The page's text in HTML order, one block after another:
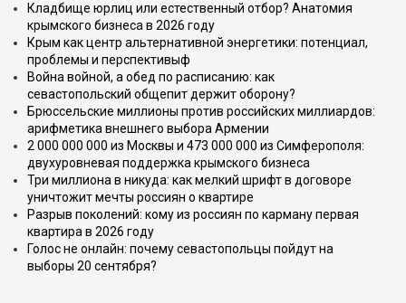
Кладбище юрлиц или естественный отбор? Анатомия
крымского бизнеса в 2026 году
Крым как центр альтернативной энергетики: потенциал,
проблемы и перспективыф
Война войной, а обед по расписанию: как
севастопольский общепит держит оборону?
Брюссельские миллионы против российских миллиардов:
арифметика внешнего выбора Армении
2 000 000 000 из Москвы и 473 000 000 из Симферополя:
двухуровневая поддержка крымского бизнеса
Три миллиона в никуда: как мелкий шрифт в договоре
уничтожит мечты россиян о квартире
Разрыв поколений: кому из россиян по карману первая
квартира в 2026 году
Голос не онлайн: почему севастопольцы пойдут на
выборы 20 сентября?